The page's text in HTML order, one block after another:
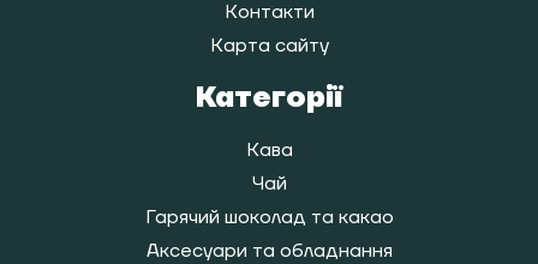
Контакти
Карта сайту
Категорії
Кава
Чай
Гарячий шоколад та какао
Аксесуари та обладнання